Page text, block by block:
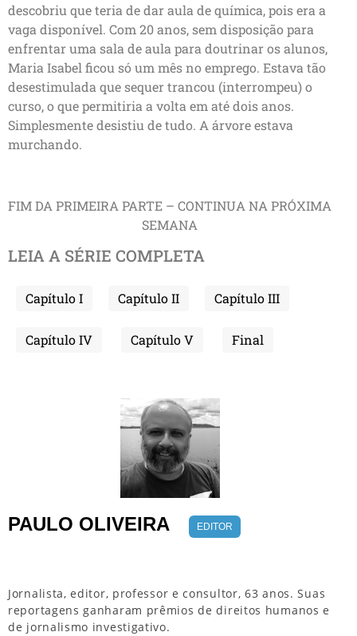
descobriu que teria de dar aula de química, pois era a
vaga disponível. Com 20 anos, sem disposição para
enfrentar uma sala de aula para doutrinar os alunos,
Maria Isabel ficou só um mês no emprego. Estava tão
desestimulada que sequer trancou (interrompeu) o
curso, o que permitiria a volta em até dois anos.
Simplesmente desistiu de tudo. A árvore estava
murchando.
FIM DA PRIMEIRA PARTE – CONTINUA NA PRÓXIMA
SEMANA
LEIA A SÉRIE COMPLETA
Capítulo I Capítulo II Capítulo III
Capítulo IV Capítulo V Final
PAULO OLIVEIRA EDITOR
Jornalista, editor, professor e consultor, 63 anos. Suas
reportagens ganharam prêmios de direitos humanos e
de jornalismo investigativo.